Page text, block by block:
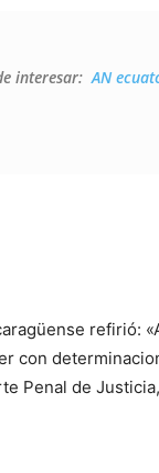
interesar:AN
refirió:
con
Penal de